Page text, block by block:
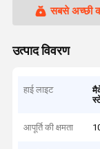
सबसे अच्छी
उत्पाद विवरण
हाई लाइट
आपूर्ति की क्षमता